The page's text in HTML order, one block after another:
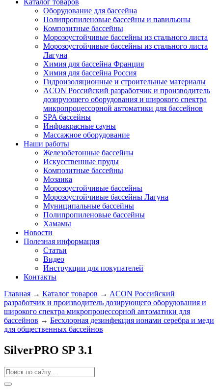
Каталог товаров
Оборудование для бассейна
Полипропиленовые бассейны и павильоны
Композитные бассейны
Морозоустойчивые бассейны из стального листа
Морозоустойчивые бассейны из стального листа
Лагуна
Химия для бассейна Франция
Химия для бассейна Россия
Гидроизоляционные и строительные материалы
ACON Российский разработчик и производитель
дозирующего оборудования и широкого спектра
микропроцессорной автоматики для бассейнов
SPA бассейны
Инфракрасные сауны
Массажное оборудование
Наши работы
Железобетонные бассейны
Искусственные пруды
Композитные бассейны
Мозаика
Морозоустойчивые бассейны
Морозоустойчивые бассейны Лагуна
Муниципальные бассейны
Полипропиленовые бассейны
Хамамы
Новости
Полезная информация
Статьи
Видео
Инструкции для покупателей
Контакты
Главная → Каталог товаров → ACON Российский
разработчик и производитель дозирующего оборудования и
широкого спектра микропроцессорной автоматики для
бассейнов → Беcхлорная дезинфекция ионами серебра и меди
для общественных бассейнов
SilverPRO SP 3.1